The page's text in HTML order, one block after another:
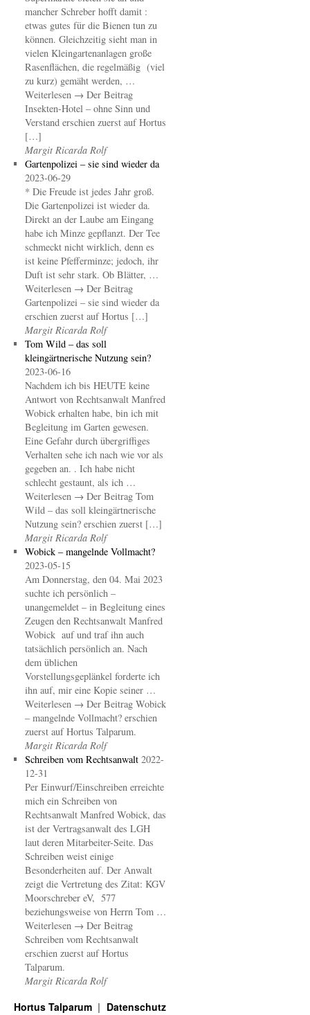
mancher Schreber hofft damit :
etwas gutes für die Bienen tun zu
können. Gleichzeitig sieht man in
vielen Kleingartenanlagen große
Rasenflächen, die regelmäßig (viel
zu kurz) gemäht werden, …
Weiterlesen → Der Beitrag
Insekten-Hotel – ohne Sinn und
Verstand erschien zuerst auf Hortus
[…]
Margit Ricarda Rolf
Gartenpolizei – sie sind wieder da
2023-06-29
* Die Freude ist jedes Jahr groß.
Die Gartenpolizei ist wieder da.
Direkt an der Laube am Eingang
habe ich Minze gepflanzt. Der Tee
schmeckt nicht wirklich, denn es
ist keine Pfefferminze; jedoch, ihr
Duft ist sehr stark. Ob Blätter, …
Weiterlesen → Der Beitrag
Gartenpolizei – sie sind wieder da
erschien zuerst auf Hortus […]
Margit Ricarda Rolf
Tom Wild – das soll
kleingärtnerische Nutzung sein?
2023-06-16
Nachdem ich bis HEUTE keine
Antwort von Rechtsanwalt Manfred
Wobick erhalten habe, bin ich mit
Begleitung im Garten gewesen.
Eine Gefahr durch übergriffiges
Verhalten sehe ich nach wie vor als
gegeben an. . Ich habe nicht
schlecht gestaunt, als ich …
Weiterlesen → Der Beitrag Tom
Wild – das soll kleingärtnerische
Nutzung sein? erschien zuerst […]
Margit Ricarda Rolf
Wobick – mangelnde Vollmacht?
2023-05-15
Am Donnerstag, den 04. Mai 2023
suchte ich persönlich –
unangemeldet – in Begleitung eines
Zeugen den Rechtsanwalt Manfred
Wobick auf und traf ihn auch
tatsächlich persönlich an. Nach
dem üblichen
Vorstellungsgeplänkel forderte ich
ihn auf, mir eine Kopie seiner …
Weiterlesen → Der Beitrag Wobick
– mangelnde Vollmacht? erschien
zuerst auf Hortus Talparum.
Margit Ricarda Rolf
Schreiben vom Rechtsanwalt 2022-
12-31
Per Einwurf/Einschreiben erreichte
mich ein Schreiben von
Rechtsanwalt Manfred Wobick, das
ist der Vertragsanwalt des LGH
laut deren Mitarbeiter-Seite. Das
Schreiben weist einige
Besonderheiten auf. Der Anwalt
zeigt die Vertretung des Zitat: KGV
Moorschreber eV, 577
beziehungsweise von Herrn Tom …
Weiterlesen → Der Beitrag
Schreiben vom Rechtsanwalt
erschien zuerst auf Hortus
Talparum.
Margit Ricarda Rolf
Hortus Talparum Datenschutz